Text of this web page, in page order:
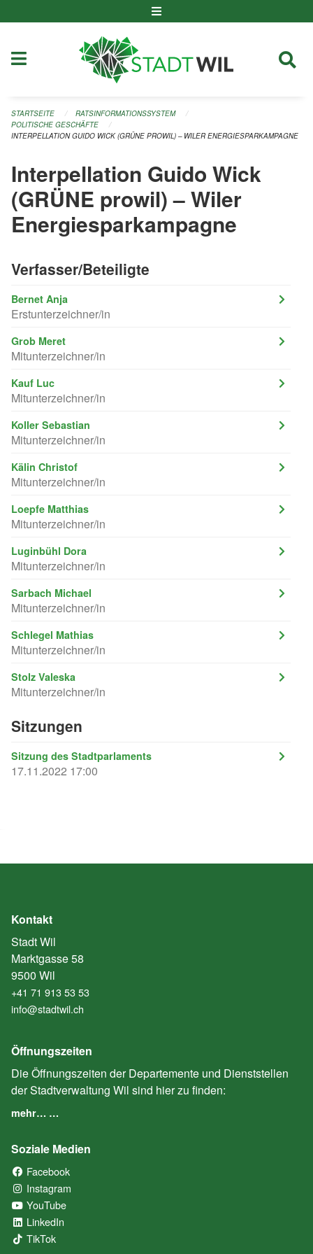
STARTSEITE
RATSINFORMATIONSSYSTEM
POLITISCHE GESCHÄFTE
INTERPELLATION GUIDO WICK (GRÜNE PROWIL) – WILER ENERGIESPARKAMPAGNE
Interpellation Guido Wick
(GRÜNE prowil) – Wiler
Energiesparkampagne
Verfasser/Beteiligte
Bernet Anja
Erstunterzeichner/in
Grob Meret
Mitunterzeichner/in
Kauf Luc
Mitunterzeichner/in
Koller Sebastian
Mitunterzeichner/in
Kälin Christof
Mitunterzeichner/in
Loepfe Matthias
Mitunterzeichner/in
Luginbühl Dora
Mitunterzeichner/in
Sarbach Michael
Mitunterzeichner/in
Schlegel Mathias
Mitunterzeichner/in
Stolz Valeska
Mitunterzeichner/in
Sitzungen
Sitzung des Stadtparlaments
17.11.2022 17:00
Kontakt
Stadt Wil
Marktgasse 58
9500 Wil
+41 71 913 53 53
info@stadtwil.ch
Öffnungszeiten
Die Öffnungszeiten der Departemente und Dienststellen
der Stadtverwaltung Wil sind hier zu finden:
mehr… …
Soziale Medien
Facebook
Instagram
YouTube
LinkedIn
TikTok